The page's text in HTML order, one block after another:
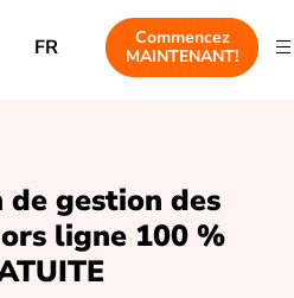
FR
Commencez
MAINTENANT!
gestion des
ligne 100 %